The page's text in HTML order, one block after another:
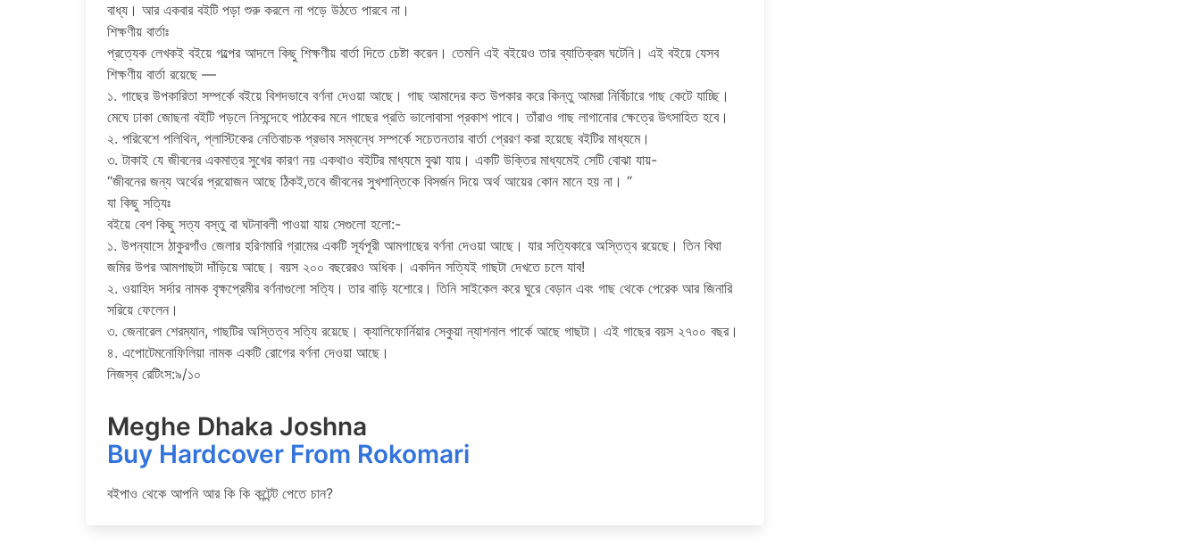
বাধ্য। আর একবার বইটি পড়া শুরু করলে না পড়ে উঠতে পারবে না।
শিক্ষণীয় বার্তাঃ
প্রত্যেক লেখকই বইয়ে গল্পের আদলে কিছু শিক্ষণীয় বার্তা দিতে চেষ্টা করেন। তেমনি এই বইয়েও তার ব্যাতিক্রম ঘটেনি। এই বইয়ে যেসব
শিক্ষণীয় বার্তা রয়েছে —
১. গাছের উপকারিতা সম্পর্কে বইয়ে বিশদভাবে বর্ণনা দেওয়া আছে। গাছ আমাদের কত উপকার করে কিন্তু আমরা নির্বিচারে গাছ কেটে যাচ্ছি।
মেঘে ঢাকা জোছনা বইটি পড়লে নিসন্দেহে পাঠকের মনে গাছের প্রতি ভালোবাসা প্রকাশ পাবে। তাঁরাও গাছ লাগানোর ক্ষেত্রে উৎসাহিত হবে।
২. পরিবেশে পলিথিন, প্লাস্টিকের নেতিবাচক প্রভাব সম্বন্ধে সম্পর্কে সচেতনতার বার্তা প্রেরণ করা হয়েছে বইটির মাধ্যমে।
৩. টাকাই যে জীবনের একমাত্র সুখের কারণ নয় একথাও বইটির মাধ্যমে বুঝা যায়। একটি উক্তির মাধ্যমেই সেটি বোঝা যায়-
“জীবনের জন্য অর্থের প্রয়োজন আছে ঠিকই,তবে জীবনের সুখশান্তিকে বিসর্জন দিয়ে অর্থ আয়ের কোন মানে হয় না। “
যা কিছু সত্যিঃ
বইয়ে বেশ কিছু সত্য বস্তু বা ঘটনাবলী পাওয়া যায় সেগুলো হলো:-
১. উপন্যাসে ঠাকুরগাঁও জেলার হরিণমারি গ্রামের একটি সূর্যপূরী আমগাছের বর্ণনা দেওয়া আছে। যার সত্যিকারে অস্তিত্ব রয়েছে। তিন বিঘা
জমির উপর আমগাছটা দাঁড়িয়ে আছে। বয়স ২০০ বছরেরও অধিক। একদিন সত্যিই গাছটা দেখতে চলে যাব!
২. ওয়াহিদ সর্দার নামক বৃক্ষপ্রেমীর বর্ণনাগুলো সত্যি। তার বাড়ি যশোরে। তিনি সাইকেল করে ঘুরে বেড়ান এবং গাছ থেকে পেরেক আর জিনারি
সরিয়ে ফেলেন।
৩. জেনারেল শেরম্যান, গাছটির অস্তিত্ব সত্যি রয়েছে। ক্যালিফোর্নিয়ার সেকুয়া ন্যাশনাল পার্কে আছে গাছটা। এই গাছের বয়স ২৭০০ বছর।
৪. এপোটেমনোফিলিয়া নামক একটি রোগের বর্ণনা দেওয়া আছে।
নিজস্ব রেটিংস:৯/১০
Meghe Dhaka Joshna
Buy Hardcover From Rokomari
বইপাও থেকে আপনি আর কি কি কন্টেন্ট পেতে চান?